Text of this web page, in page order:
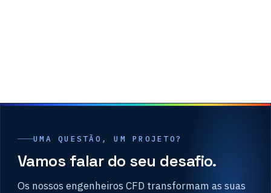
UMA QUESTÃO, UM PROJETO?
Vamos falar do seu desafio.
Os nossos engenheiros CFD transformam as suas